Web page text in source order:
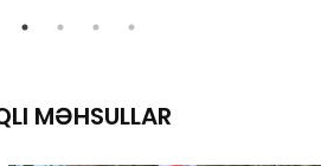
MƏHSULLAR